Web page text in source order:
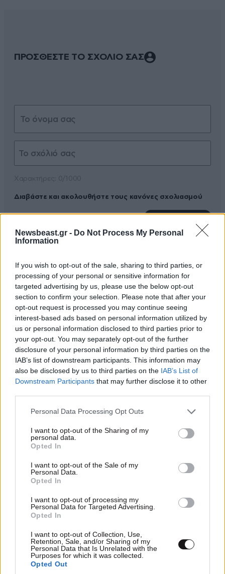
Newsbeast.gr - Do Not Process My Personal
Information
If you wish to opt-out of the sale, sharing to third parties, or
processing of your personal or sensitive information for
targeted advertising by us, please use the below opt-out
section to confirm your selection. Please note that after your
opt-out request is processed you may continue seeing
interest-based ads based on personal information utilized by
us or personal information disclosed to third parties prior to
your opt-out. You may separately opt-out of the further
disclosure of your personal information by third parties on the
IAB’s list of downstream participants. This information may
also be disclosed by us to third parties on the IAB’s List of
Downstream Participants that may further disclose it to other
Please note that this website/app uses one or more Google
not limited to your visit or usage behaviour. You may click to
grant or deny consent to Google and its third-party tags to
use your data for below specified purposes in below Google
consent section.
Personal Data Processing Opt Outs
I want to opt-out of the Sharing of my
personal data.
Opted In
I want to opt-out of the Sale of my
Personal Data.
Opted In
I want to opt-out of processing my
Personal Data for Targeted Advertising.
Opted In
I want to opt-out of Collection, Use,
Retention, Sale, and/or Sharing of my
Personal Data that Is Unrelated with the
Purposes for which it was collected.
Opted Out
ΠΡΟΣΘΕΣΤΕ ΤΟ ΣΧΟΛΙΟ ΣΑΣ
Διαβάστε και ακολουθήστε τους κανόνες σχολιασμού
TRENDING
ΚΟΣΜΟΣ3 ω. πριν
Η αυτοκρατορία του «Έντικ» και ο «μεγάλος»
που φέρεται να βρίσκεται πίσω του – Τι ορίζει ο
όρος Greek Mafia